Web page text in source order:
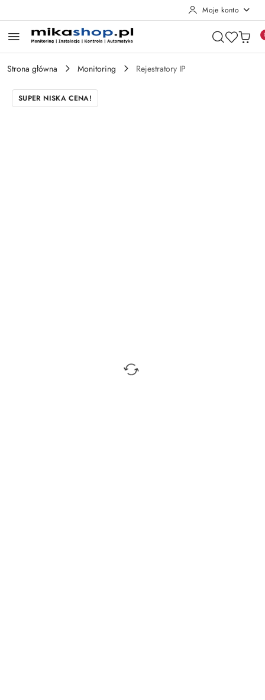
Moje konto
Strona główna Monitoring Rejestratory IP
SUPER NISKA CENA!